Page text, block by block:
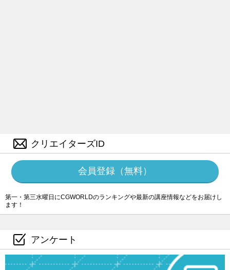
クリエイターズID
会員登録（無料）
第一・第三水曜日にCGWORLDのランキングや最新の講座情報などをお届けし
ます！
アンケート